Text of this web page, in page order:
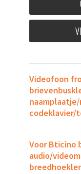
Videofoon
codeklavier/
Voor Bticino
audio/